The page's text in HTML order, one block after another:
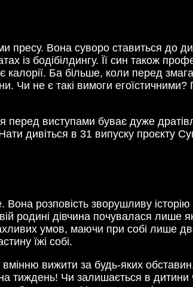
пресу. Вона суворо ставиться до
із бодібілдингу. Її син також
калорії. Ба більше, коли перед
Чи не є такі вимоги
перед виступами буває дуже
дивіться в 31 випуску проєкту
розповість зворушливу історію
родині дівчина почувалася лише
умов, маючи при собі лише
їжі собі.
вмінню вижити за будь-яких
тиждень! Чи залишається в дитини